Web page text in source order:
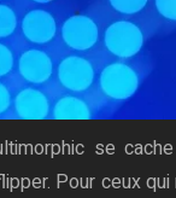
se
Pour ceux qui